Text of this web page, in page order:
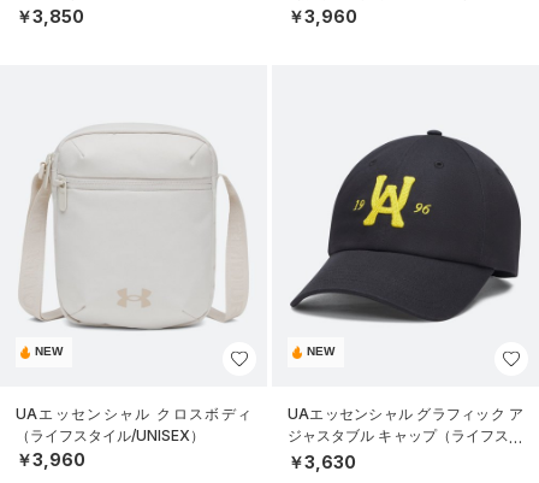
￥3,850 ￥3,960
NEW
UAエッセンシャル クロスボディ
（ライフスタイル/UNISEX）
￥3,960
NEW
UAエッセンシャル グラフィック ア
ジャスタブル キャップ（ライフスタ
イル/UNISEX）
￥3,630